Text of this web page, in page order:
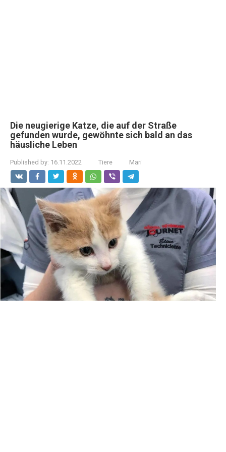
Die neugierige Katze, die auf der Straße
gefunden wurde, gewöhnte sich bald an das
häusliche Leben
Published by: 16.11.2022 Tiere Mari